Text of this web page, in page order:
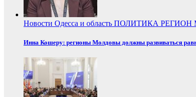
Новости Одесса и область ПОЛИТИКА РЕГИОН
Инна Кошеру: регионы Молдовы должны развиваться